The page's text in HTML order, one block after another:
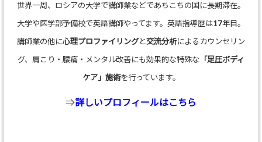
世界一周、ロシアの大学で講師業などであちこちの国に長期滞在。
大学や医学部予備校で英語講師やってます。英語指導歴は17年目。
講師業の他に心理プロファイリングと交流分析によるカウンセリン
グ、肩こり・腰痛・メンタル改善にも効果的な特殊な 「足圧ボディ
ケア」施術を行っています。
⇒詳しいプロフィールはこちら